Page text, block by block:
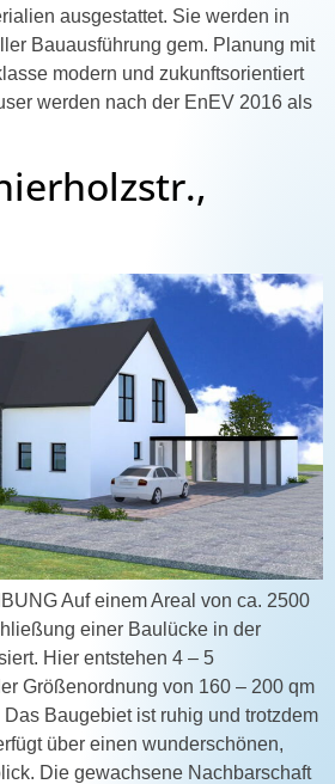
ausgestattet. Sie werden in
Bauausführung gem. Planung mit
modern und zukunftsorientiert
werden nach der EnEV 2016 als
Auf einem Areal von ca. 2500
einer Baulücke in der
Hier entstehen 4 – 5
Größenordnung von 160 – 200 qm
Baugebiet ist ruhig und trotzdem
über einen wunderschönen,
Die gewachsene Nachbarschaft